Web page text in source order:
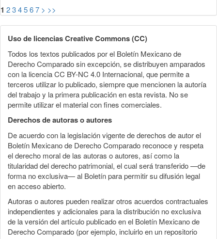
1 234567 > >>
Uso de licencias Creative Commons (CC)
Todos los textos publicados por el Boletín Mexicano de
Derecho Comparado sin excepción, se distribuyen amparados
con la licencia CC BY-NC 4.0 Internacional, que permite a
terceros utilizar lo publicado, siempre que mencionen la autoría
del trabajo y la primera publicación en esta revista. No se
permite utilizar el material con fines comerciales.
Derechos de autoras o autores
De acuerdo con la legislación vigente de derechos de autor el
Boletín Mexicano de Derecho Comparado reconoce y respeta
el derecho moral de las autoras o autores, así como la
titularidad del derecho patrimonial, el cual será transferido —de
forma no exclusiva— al Boletín para permitir su difusión legal
en acceso abierto.
Autoras o autores pueden realizar otros acuerdos contractuales
independientes y adicionales para la distribución no exclusiva
de la versión del artículo publicado en el Boletín Mexicano de
Derecho Comparado (por ejemplo, incluirlo en un repositorio